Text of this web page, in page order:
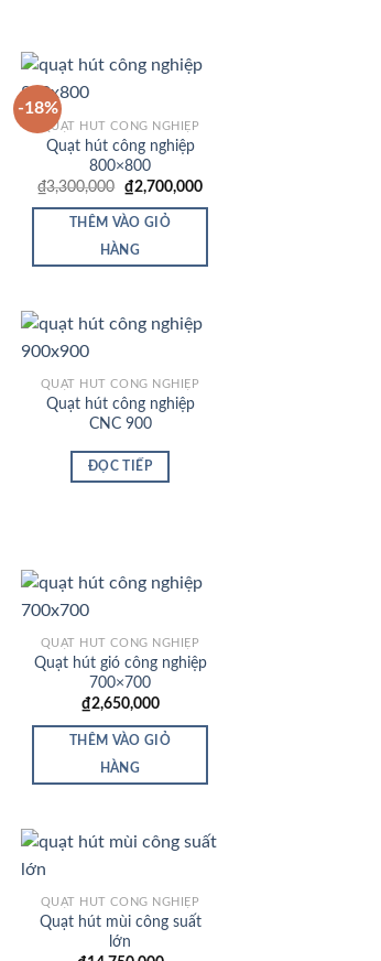
-18%
Add to
QUẠT HÚT CÔNG NGHIỆP
Quạt hút công nghiệp
800×800
₫3,300,000 Giá
là:
₫3,300,000.
₫2,700,000Giá
THÊM VÀO GIỎ
HÀNG
Add to
QUẠT HÚT CÔNG NGHIỆP
Quạt hút công nghiệp
CNC 900
ĐỌC TIẾP
Add to
QUẠT HÚT CÔNG NGHIỆP
Quạt hút gió công nghiệp
700×700
₫2,650,000
THÊM VÀO GIỎ
HÀNG
Add to
QUẠT HÚT CÔNG NGHIỆP
Quạt hút mùi công suất
lớn